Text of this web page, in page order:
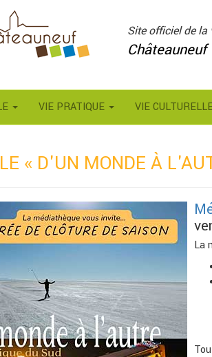
Site officiel de la
Châteauneuf
VIE PRATIQUE VIE
« D'UN MONDE À
La